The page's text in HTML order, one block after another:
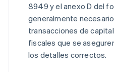
8949 y el anexo D del
generalmente
transacciones de
fiscales que se
los detalles correctos.